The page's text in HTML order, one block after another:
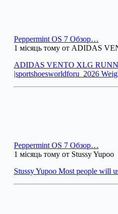
Peppermint OS 7 Обзор…
1 місяць тому от ADIDAS
ADIDAS VENTO XLG
|sportshoesworldforu_2026
Peppermint OS 7 Обзор…
1 місяць тому от Stussy Yupoo
Stussy Yupoo Most people will